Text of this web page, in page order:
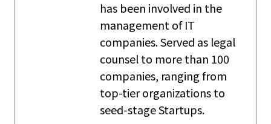
has been involved in the
management of IT
companies. Served as legal
counsel to more than 100
companies, ranging from
top-tier organizations to
seed-stage Startups.